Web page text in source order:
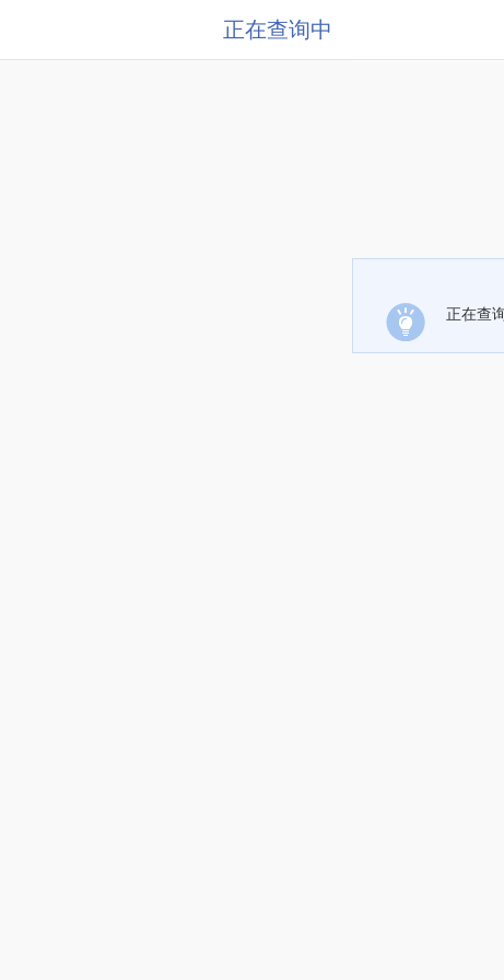
正在查询中
正在查